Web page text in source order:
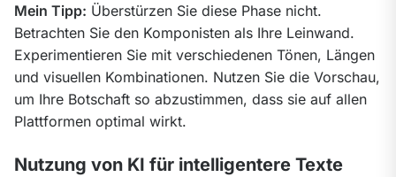
Mein Tipp: Überstürzen Sie diese Phase nicht.
Betrachten Sie den Komponisten als Ihre Leinwand.
Experimentieren Sie mit verschiedenen Tönen, Längen
und visuellen Kombinationen. Nutzen Sie die Vorschau,
um Ihre Botschaft so abzustimmen, dass sie auf allen
Plattformen optimal wirkt.
Nutzung von KI für intelligentere Texte